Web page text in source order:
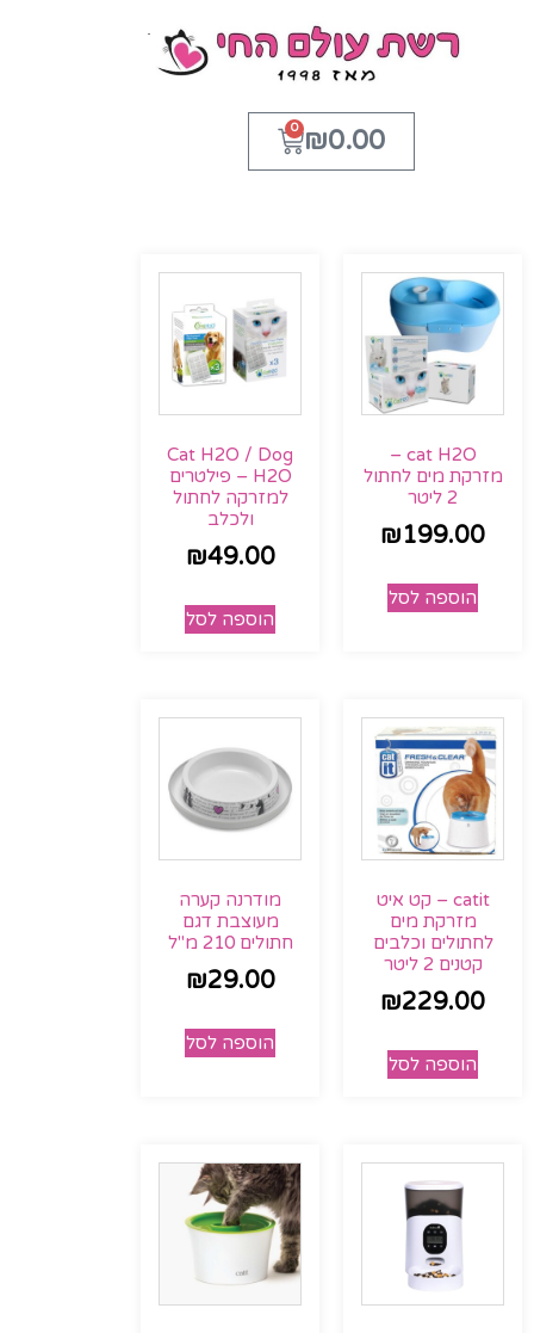
₪0.00
0
cat H2O –
מזרקת מים לחתול
2 ליטר
₪199.00
הוספה לסל
Cat H2O / Dog
H2O – פילטרים
למזרקה לחתול
ולכלב
₪49.00
הוספה לסל
catit – קט איט
מזרקת מים
לחתולים וכלבים
קטנים 2 ליטר
₪229.00
הוספה לסל
מודרנה קערה
מעוצבת דגם
חתולים 210 מ"ל
₪29.00
הוספה לסל